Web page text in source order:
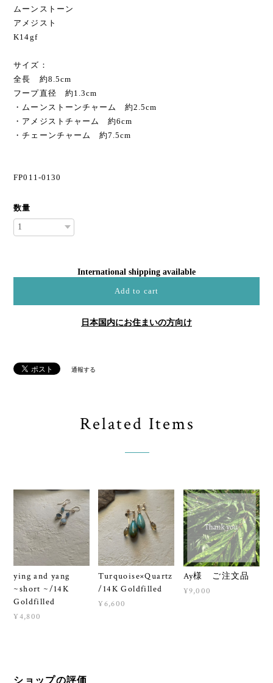
ムーンストーン
アメジスト
K14gf
サイズ：
全長 約8.5cm
フープ直径 約1.3cm
・ムーンストーンチャーム 約2.5cm
・アメジストチャーム 約6cm
・チェーンチャーム 約7.5cm
FP011-0130
数量
International shipping available
Add to cart
日本国内にお住まいの方向け
通報する
Related Items
ying and yang
~short ~/14K
Goldfilled
¥4,800
Turquoise×Quartz
/14K Goldfilled
¥6,600
Ay様 ご注文品
¥9,000
ショップの評価